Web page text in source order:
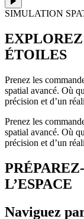
SIMULATION
ÉTOILES
Prenez les
spatial avancé. Où
précision et d’un
Prenez les
spatial avancé. Où
précision et d’un
L’ESPACE
Naviguez